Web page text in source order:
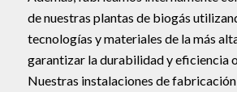
de nuestras plantas de biogás
tecnologías y materiales de la más
garantizar la durabilidad y eficiencia
Nuestras instalaciones de